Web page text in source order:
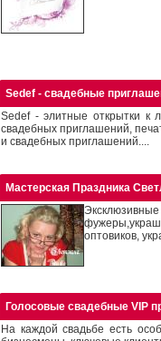
Sedef - свадебные
Sedef - элитные открытки к
свадебных приглашений,
и свадебных приглашений....
Мастерская Праздника
Эксклюзивные
оптовиков,
Голосовые свадебные VIP
На каждой свадьбе есть